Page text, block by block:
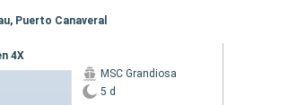
Puerto Canaveral
4X
MSC Grandiosa
5 d